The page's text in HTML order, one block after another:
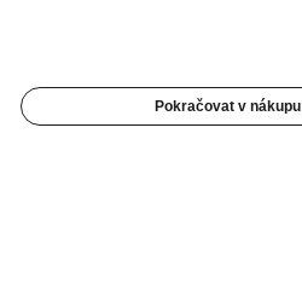
Pokračovat v nákupu